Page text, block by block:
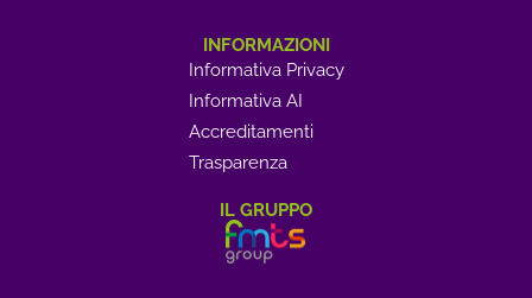
INFORMAZIONI
Informativa Privacy
Informativa AI
Accreditamenti
Trasparenza
IL GRUPPO